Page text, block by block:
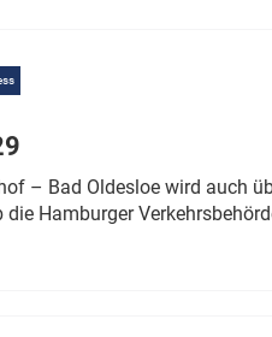
– Bad Oldesloe wird auch
Hamburger